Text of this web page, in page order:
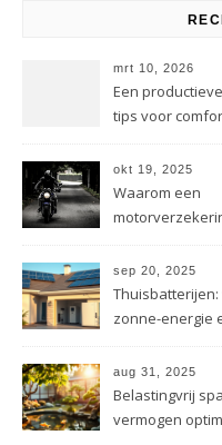
mrt 10, 2026
Een
tips voor
okt 19, 2025
Waarom een
sep 20, 2025
zonne-energie
aug 31, 2025
Belastingvrij
vermogen